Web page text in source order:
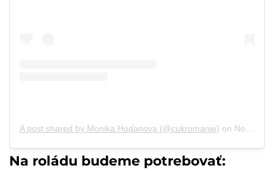
A post shared by Monika Hodanova (@cukromanie) on Nov 19, 2018 at 6:48am PST
Na roládu budeme potrebovať: